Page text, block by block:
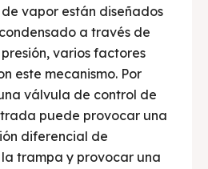
de vapor están diseñados
a través de
varios factores
este mecanismo. Por
válvula de control de
puede provocar una
diferencial de
trampa y provocar una